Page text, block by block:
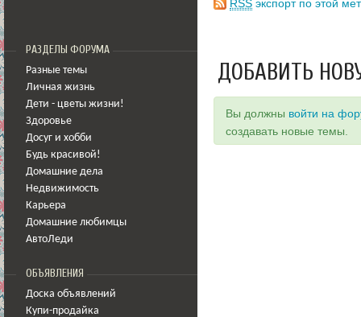
РАЗДЕЛЫ ФОРУМА
Разные темы
Личная жизнь
Дети - цветы жизни!
Здоровье
Досуг и хобби
Будь красивой!
Домашние дела
Недвижимость
Карьера
Домашние любимцы
АвтоЛеди
ОБЪЯВЛЕНИЯ
Доска объявлений
Купи-продайка
RSS экспорт по этой
ДОБАВИТЬ
Вы должны войти на
создавать новые темы.